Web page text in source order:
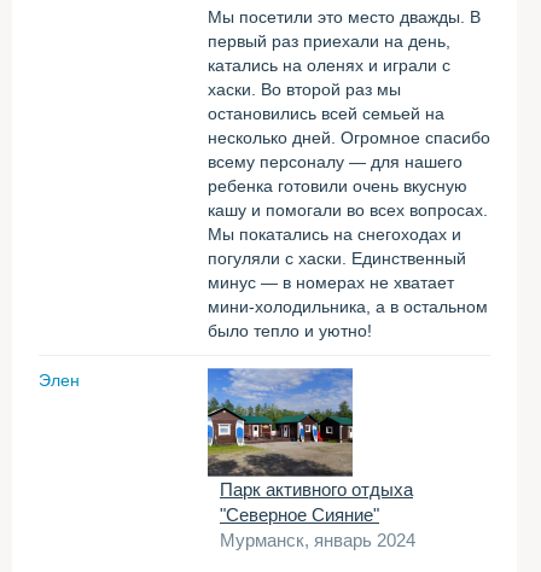
Мы посетили это место дважды. В
первый раз приехали на день,
катались на оленях и играли с
хаски. Во второй раз мы
остановились всей семьей на
несколько дней. Огромное спасибо
всему персоналу — для нашего
ребенка готовили очень вкусную
кашу и помогали во всех вопросах.
Мы покатались на снегоходах и
погуляли с хаски. Единственный
минус — в номерах не хватает
мини-холодильника, а в остальном
было тепло и уютно!
Элен
Парк активного отдыха
"Северное Сияние"
Мурманск, январь 2024